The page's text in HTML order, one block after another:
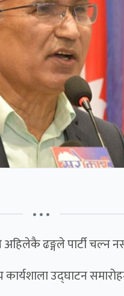
• • •
ढङ्गले पार्टी चल्न
कार्यशाला उद्घाटन